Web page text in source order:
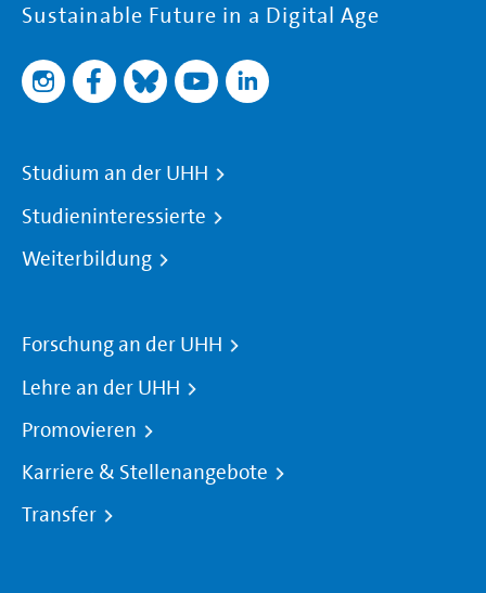
Sustainable Future in a Digital Age
Studium an der UHH
Studieninteressierte
Weiterbildung
Forschung an der UHH
Lehre an der UHH
Promovieren
Karriere & Stellenangebote
Transfer